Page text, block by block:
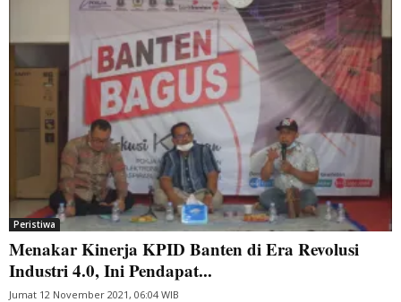
Peristiwa
Menakar Kinerja KPID Banten di Era Revolusi
Industri 4.0, Ini Pendapat...
Jumat 12 November 2021, 06:04 WIB